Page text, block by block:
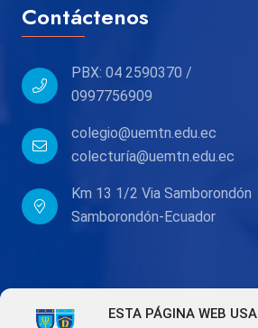
ESTA PÁGINA WEB USA
Contáctenos
PBX: 04 2590370 /
0997756909
colegio@uemtn.edu.ec
colecturía@uemtn.edu.ec
Km 13 1/2 Via Samborondón
Samborondón-Ecuador